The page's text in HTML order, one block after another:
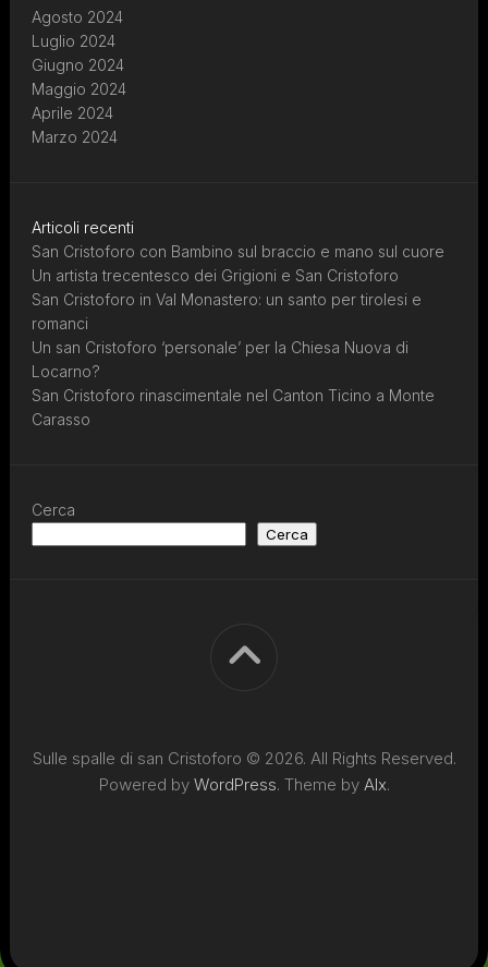
Agosto 2024
Luglio 2024
Giugno 2024
Maggio 2024
Aprile 2024
Marzo 2024
Articoli recenti
San Cristoforo con Bambino sul braccio e mano sul cuore
Un artista trecentesco dei Grigioni e San Cristoforo
San Cristoforo in Val Monastero: un santo per tirolesi e
romanci
Un san Cristoforo ‘personale’ per la Chiesa Nuova di
Locarno?
San Cristoforo rinascimentale nel Canton Ticino a Monte
Carasso
Cerca
Cerca
Sulle spalle di san Cristoforo © 2026. All Rights Reserved.
Powered by WordPress. Theme by Alx.